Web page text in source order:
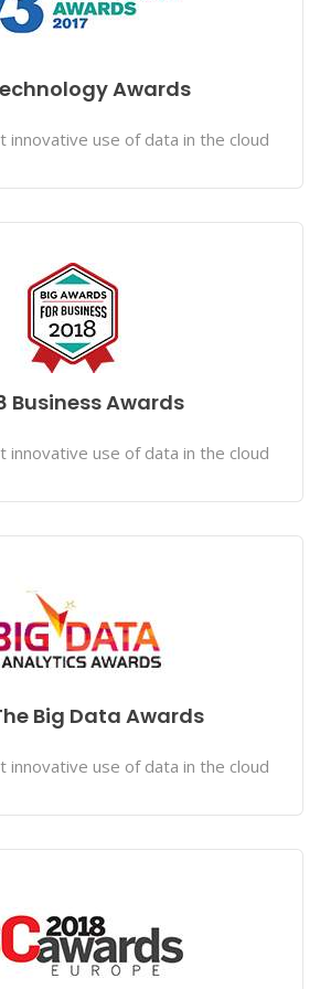
Awards
innovative use of data in the cloud
Business Awards
innovative use of data in the cloud
Big Data Awards
innovative use of data in the cloud